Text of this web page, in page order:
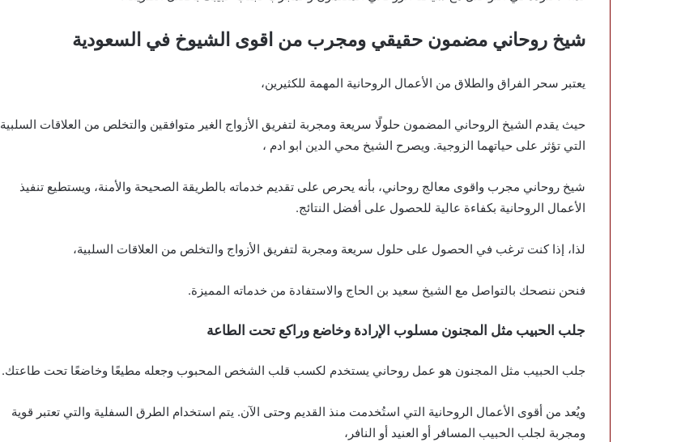
شيخ روحاني مضمون حقيقي ومجرب من اقوى الشيوخ في السعودية
يعتبر سحر الفراق والطلاق من الأعمال الروحانية المهمة للكثيرين،
حيث يقدم الشيخ الروحاني المضمون حلولًا سريعة ومجربة لتفريق الأزواج الغير متوافقين والتخلص من العلاقات السلبية
التي تؤثر على حياتهما الزوجية. ويصرح الشيخ محي الدين ابو ادم ،
شيخ روحاني مجرب واقوى معالج روحاني، بأنه يحرص على تقديم خدماته بالطريقة الصحيحة والأمنة، ويستطيع تنفيذ
الأعمال الروحانية بكفاءة عالية للحصول على أفضل النتائج.
لذا، إذا كنت ترغب في الحصول على حلول سريعة ومجربة لتفريق الأزواج والتخلص من العلاقات السلبية،
فنحن ننصحك بالتواصل مع الشيخ سعيد بن الحاج والاستفادة من خدماته المميزة.
جلب الحبيب مثل المجنون مسلوب الإرادة وخاضع وراكع تحت الطاعة
جلب الحبيب مثل المجنون هو عمل روحاني يستخدم لكسب قلب الشخص المحبوب وجعله مطيعًا وخاضعًا تحت طاعتك.
ويُعد من أقوى الأعمال الروحانية التي استُخدمت منذ القديم وحتى الآن. يتم استخدام الطرق السفلية والتي تعتبر قوية
ومجربة لجلب الحبيب المسافر أو العنيد أو النافر،